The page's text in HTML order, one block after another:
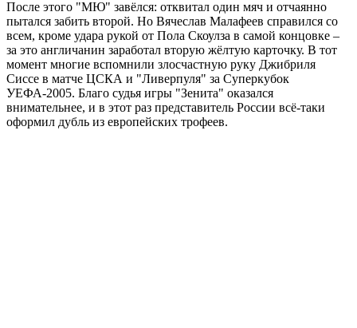
После этого "МЮ" завёлся: отквитал один мяч и отчаянно
пытался забить второй. Но Вячеслав Малафеев справился со
всем, кроме удара рукой от Пола Скоулза в самой концовке –
за это англичанин заработал вторую жёлтую карточку. В тот
момент многие вспомнили злосчастную руку Джибриля
Сиссе в матче ЦСКА и "Ливерпуля" за Суперкубок
УЕФА-2005. Благо судья игры "Зенита" оказался
внимательнее, и в этот раз представитель России всё-таки
оформил дубль из европейских трофеев.